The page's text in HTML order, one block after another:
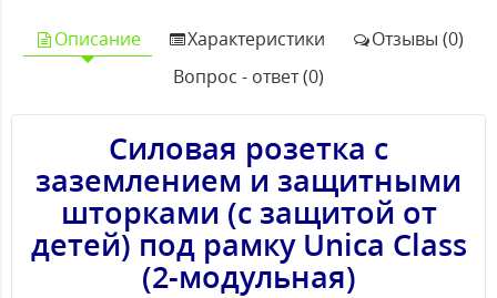
Описание Характеристики
Отзывы (0)
Вопрос - ответ (0)
Силовая розетка c
заземлением и защитными
шторками (с защитой от
детей) под рамку Unica Class
(2-модульная)